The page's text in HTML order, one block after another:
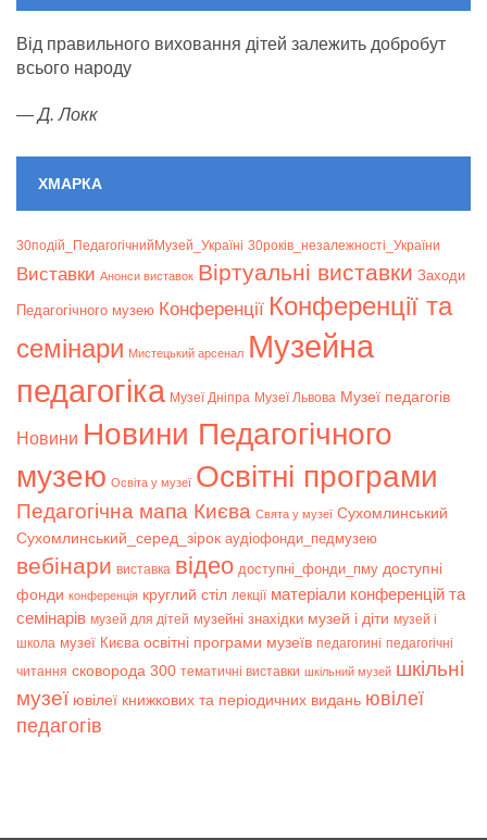
Від правильного виховання дітей залежить добробут
всього народу
—Д. Локк
ХМАРКА
30подій_ПедагогічнийМузей_Україні 30років_незалежності_України
Bиставки Анонси виставок Віртуальні виставки Заходи
Педагогічного музею Конференції Конференції та
семінари Мистецький арсенал Музейна
педагогіка Музеї Дніпра Музеї Львова Музеї педагогів
Новини Новини Педагогічного
музею Освіта у музеї Освітні програми
Педагогічна мапа Києва Свята у музеї Сухомлинський
Сухомлинський_серед_зірок аудіофонди_педмузею
вебінари виставка відео доступні_фонди_пму доступні
фонди конференція круглий стіл лекції матеріали конференцій та
семінарів музей для дітей музейні знахідки музей і діти музей і
школа музеї Києва освітні програми музеїв педагогині педагогічні
читання сковорода 300 тематичні виставки шкільний музей шкільні
музеї ювілеї книжкових та періодичних видань ювілеї
педагогів